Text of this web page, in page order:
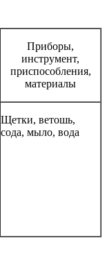
Приборы,
инструмент,
приспособления,
материалы
Щетки, ветошь,
сода, мыло, вода